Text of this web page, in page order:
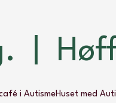
i AutismeHuset med